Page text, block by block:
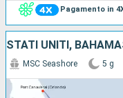
Pagamento in
STATI UNITI,
MSC Seashore 5 g